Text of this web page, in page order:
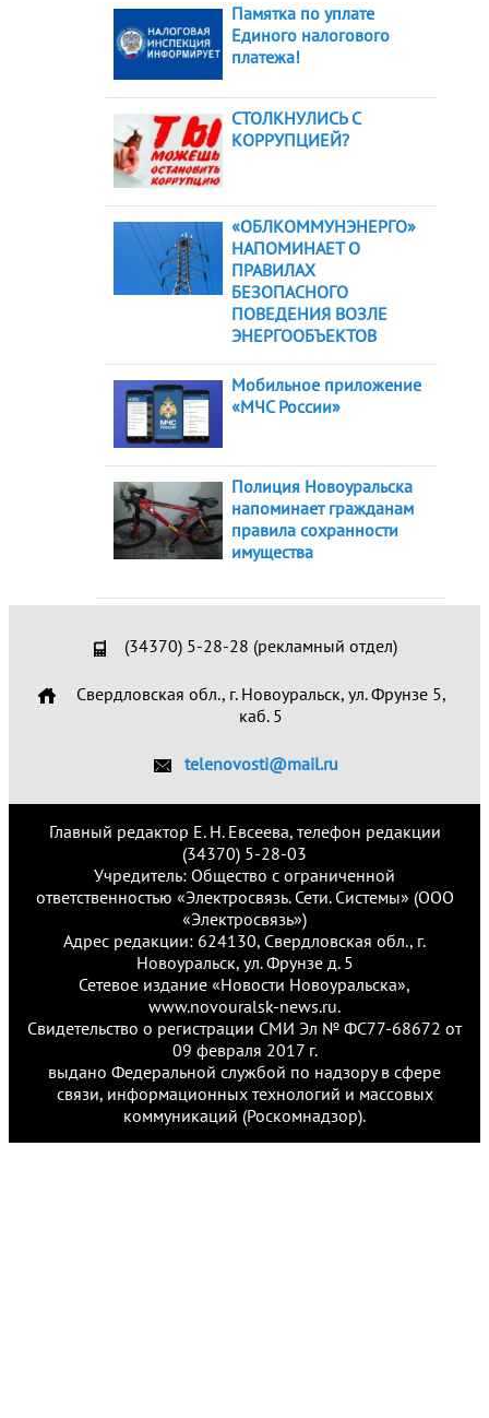
Памятка по уплате
Единого налогового
платежа!
СТОЛКНУЛИСЬ С
КОРРУПЦИЕЙ?
«ОБЛКОММУНЭНЕРГО»
НАПОМИНАЕТ О
ПРАВИЛАХ
БЕЗОПАСНОГО
ПОВЕДЕНИЯ ВОЗЛЕ
ЭНЕРГООБЪЕКТОВ
Мобильное приложение
«МЧС России»
Полиция Новоуральска
напоминает гражданам
правила сохранности
имущества
(34370) 5-28-28 (рекламный отдел)
Свердловская обл., г. Новоуральск, ул. Фрунзе 5,
каб. 5
telenovosti@mail.ru
Главный редактор Е. Н. Евсеева, телефон редакции
(34370) 5-28-03
Учредитель: Общество с ограниченной
ответственностью «Электросвязь. Сети. Системы» (ООО
«Электросвязь»)
Адрес редакции: 624130, Свердловская обл., г.
Новоуральск, ул. Фрунзе д. 5
Сетевое издание «Новости Новоуральска»,
www.novouralsk-news.ru.
Свидетельство о регистрации СМИ Эл № ФС77-68672 от
09 февраля 2017 г.
выдано Федеральной службой по надзору в сфере
связи, информационных технологий и массовых
коммуникаций (Роскомнадзор).